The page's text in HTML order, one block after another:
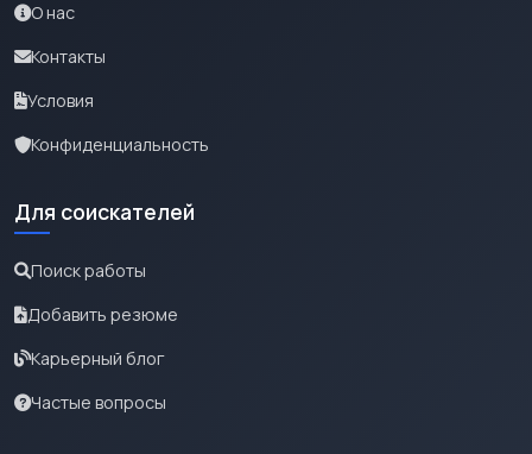
О нас
Контакты
Условия
Конфиденциальность
Для соискателей
Поиск работы
Добавить резюме
Карьерный блог
Частые вопросы